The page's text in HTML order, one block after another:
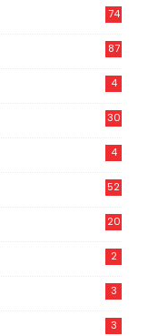
74
87
4
30
4
52
20
2
3
3